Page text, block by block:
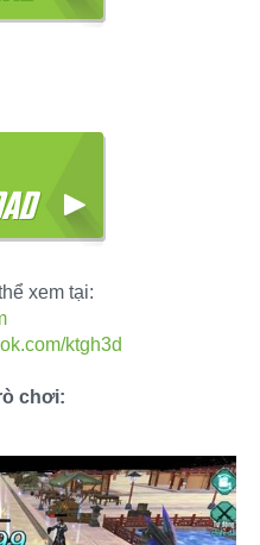
xem tại:
ktgh3d
chơi: